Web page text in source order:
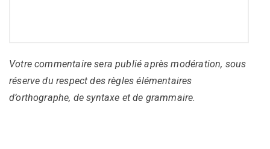
Votre commentaire sera publié après modération, sous
réserve du respect des règles élémentaires
d’orthographe, de syntaxe et de grammaire.